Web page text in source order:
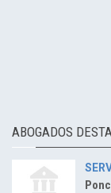
ABOGADOS